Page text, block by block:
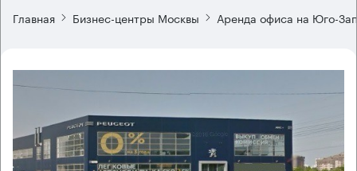
Главная Бизнес-центры Москвы Аренда офиса на Юго-